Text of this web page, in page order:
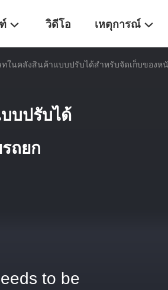
วิดีโอ เหตุการณ์
ในคลังสินค้าแบบปรับได้สำหรับจัดเก็บของห
บปรับได้
ถยก
to be